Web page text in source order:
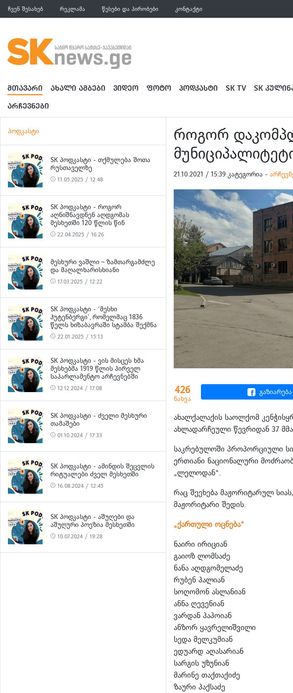
ჩვენ შესახებ რეკლამა წესები და პირობები კონტაქტი
ᲛᲗᲐᲕᲐᲠᲘ ᲐᲮᲐᲚᲘ ᲐᲛᲑᲔᲑᲘ ᲕᲘᲓᲔᲝ ᲤᲝᲢᲝ ᲞᲝᲓᲙᲐᲡᲢᲘ SK TV SK
ᲐᲠᲩᲔᲕᲜᲔᲑᲘ
პოდკასტი
SK ᲞᲝᲓᲙᲐᲡᲢᲘ - ᲗᲥᲛᲣᲚᲔᲑᲐ ᲨᲝᲗᲐ
ᲠᲣᲡᲗᲐᲕᲔᲚᲖᲔ
11.05.2025 / 12:48
SK ᲞᲝᲓᲙᲐᲡᲢᲘ - ᲠᲝᲒᲝᲠ
ᲐᲦᲜᲘᲨᲜᲐᲕᲓᲜᲔᲜ ᲐᲦᲓᲒᲝᲛᲐᲡ
ᲛᲔᲡᲮᲔᲗᲨᲘ 120 ᲬᲚᲘᲡ ᲬᲘᲜ
22.04.2025 / 16:26
ᲛᲔᲡᲮᲣᲠᲘ ᲕᲐᲨᲚᲘ – ᲖᲐᲛᲗᲐᲠᲒᲐᲛᲫᲚᲔ
ᲓᲐ ᲛᲐᲦᲐᲚᲮᲐᲠᲘᲡᲮᲘᲐᲜᲘ
17.03.2025 / 12:22
SK ᲞᲝᲓᲙᲐᲡᲢᲘ - ‘ᲛᲔᲡᲮᲘ
ᲰᲣᲢᲔᲜᲑᲔᲠᲒᲘ’, ᲠᲝᲛᲔᲚᲛᲐᲪ 1836
ᲬᲔᲚᲡ ᲮᲘᲖᲐᲑᲐᲕᲠᲐᲨᲘ ᲡᲢᲐᲛᲑᲐ ᲨᲔᲥᲛᲜᲐ
22.01.2025 / 15:13
SK ᲞᲝᲓᲙᲐᲡᲢᲘ - ᲕᲘᲡ ᲛᲘᲡᲪᲔᲡ ᲮᲛᲐ
ᲛᲔᲡᲮᲔᲑᲛᲐ 1919 ᲬᲚᲘᲡ ᲞᲘᲠᲕᲔᲚ
ᲡᲐᲞᲐᲠᲚᲐᲛᲔᲜᲢᲝ ᲐᲠᲩᲔᲕᲜᲔᲑᲨᲘ
12.12.2024 / 17:08
SK ᲞᲝᲓᲙᲐᲡᲢᲘ - ᲫᲕᲔᲚᲘ ᲛᲔᲡᲮᲣᲠᲘ
ᲗᲐᲛᲐᲨᲔᲑᲘ
01.10.2024 / 17:33
SK ᲞᲝᲓᲙᲐᲡᲢᲘ - ᲐᲛᲘᲜᲓᲘᲡ ᲨᲔᲪᲕᲚᲘᲡ
ᲠᲘᲢᲣᲐᲚᲔᲑᲘ ᲫᲕᲔᲚ ᲛᲔᲡᲮᲔᲗᲨᲘ
16.08.2024 / 12:45
SK ᲞᲝᲓᲙᲐᲡᲢᲘ - ᲐᲨᲣᲦᲔᲑᲘ ᲓᲐ
ᲐᲨᲣᲦᲣᲠᲘ ᲞᲝᲔᲖᲘᲐ ᲛᲔᲡᲮᲔᲗᲨᲘ
10.07.2024 / 19:28
როგორ
21.10.2021 / 15:39 კატეგორია -
426
ნახვა
გაზიარება
ახალქალაქის საოლქომ
ახლადარჩეული წევრიდან 37
საკრებულოში პროპორციული
ერთიანი ნაციონალური
„ლელოდან“.
რაც შეეხება მაჟორიტარულ
მაჟორიტარი შედის.
„ქართული ოცნება“
ნაირი ირიციან
გაიოზ ლომსაძე
ნანა აღდგომელაძე
რუბენ პალიან
სოღომონ ასლანიან
ანნა ღევენიან
ვარდან პაპოიან
ანზორ ყავრელიშვილი
სედა მელკუმიან
ედუარდ აღასარიან
სარგის უზუნიან
მარინე თაქთაქიძე
ზაური პაქსაძე